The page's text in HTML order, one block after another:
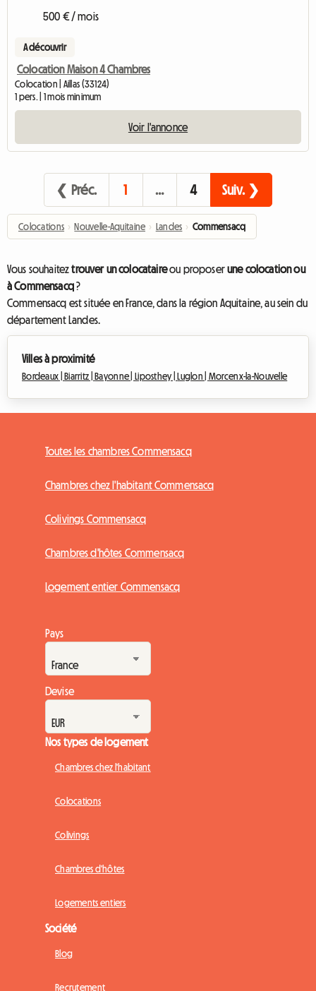
500 € / mois
A découvrir
Colocation Maison 4 Chambres
Colocation | Aillas (33124)
1 pers. | 1 mois minimum
Voir l'annonce
❮ Préc. 1 … 4 Suiv. ❯
Colocations › Nouvelle-Aquitaine › Landes › Commensacq
Vous souhaiteztrouver un colocataireou proposerune colocation ou
à Commensacq?
Commensacq est située en France, dans la région Aquitaine, au sein du
département Landes.
Villes à proximité
Bordeaux | Biarritz | Bayonne | Liposthey | Luglon | Morcenx-la-Nouvelle
Toutes les chambres Commensacq
Chambres chez l'habitant Commensacq
Colivings Commensacq
Chambres d'hôtes Commensacq
Logement entier Commensacq
Pays
Devise
Nos types de logement
Chambres chez l'habitant
Colocations
Colivings
Chambres d'hôtes
Logements entiers
Société
Blog
Recrutement